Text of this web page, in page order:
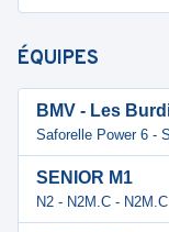
ÉQUIPES
BMV - Les
Saforelle Power 6 -
SENIOR M1
N2 - N2M.C - N2M.C